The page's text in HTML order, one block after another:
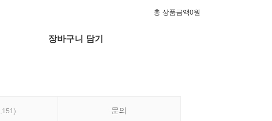
총 상품금액0원
장바구니 담기
) 문의